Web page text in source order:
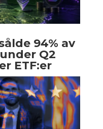
94% av
Q2
ETF:er